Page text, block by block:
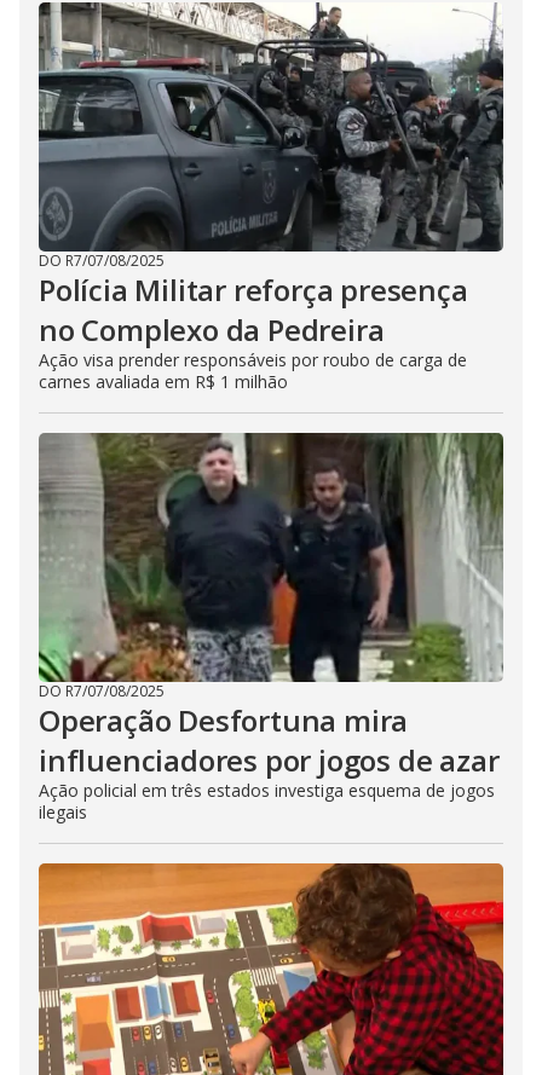
DO R7/07/08/2025
Polícia Militar reforça presença
no Complexo da Pedreira
Ação visa prender responsáveis por roubo de carga de
carnes avaliada em R$ 1 milhão
DO R7/07/08/2025
Operação Desfortuna mira
influenciadores por jogos de azar
Ação policial em três estados investiga esquema de jogos
ilegais